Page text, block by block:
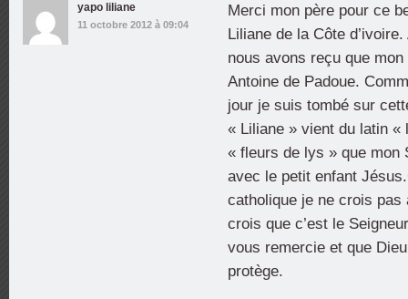
yapo liliane
11 octobre 2012 à 09:04
Merci mon père pour ce
Liliane de la Côte
nous avons reçu que
Antoine de Padoue.
jour je suis tombé sur
« Liliane » vient du latin «
« fleurs de lys » que mon
avec le petit enfant
catholique je ne crois
crois que c’est le
vous remercie et que
protège.